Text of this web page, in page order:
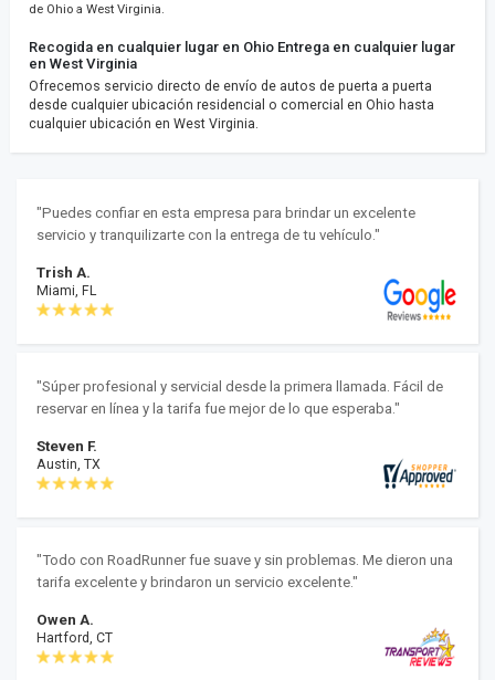
de Ohio a West Virginia.
Recogida en cualquier lugar en Ohio Entrega en cualquier lugar
en West Virginia
Ofrecemos servicio directo de envío de autos de puerta a puerta
desde cualquier ubicación residencial o comercial en Ohio hasta
cualquier ubicación en West Virginia.
"Puedes confiar en esta empresa para brindar un excelente
servicio y tranquilizarte con la entrega de tu vehículo."
Trish A.
Miami, FL
"Súper profesional y servicial desde la primera llamada. Fácil de
reservar en línea y la tarifa fue mejor de lo que esperaba."
Steven F.
Austin, TX
"Todo con RoadRunner fue suave y sin problemas. Me dieron una
tarifa excelente y brindaron un servicio excelente."
Owen A.
Hartford, CT